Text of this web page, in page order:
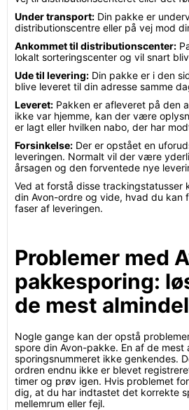
Under transport: Din pakke er
distributionscentre eller på vej mod
Ankommet til distributionscenter:
lokalt sorteringscenter og vil snart
Ude til levering: Din pakke er i den
blive leveret til din adresse samme
Leveret: Pakken er afleveret på den
ikke var hjemme, kan der være
er lagt eller hvilken nabo, der har
Forsinkelse: Der er opstået en
leveringen. Normalt vil der være
årsagen og den forventede nye
Ved at forstå disse trackingstatusser
din Avon-ordre og vide, hvad du kan
faser af leveringen.
Problemer med
pakkesporing:
de mest
Nogle gange kan der opstå
spore din Avon-pakke. En af de mest
sporingsnummeret ikke genkendes.
ordren endnu ikke er blevet
timer og prøv igen. Hvis problemet
dig, at du har indtastet det korrekte
mellemrum eller fejl.